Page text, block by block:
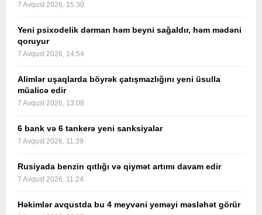
7 Avqust 2026, 15:30
Yeni psixodelik dərman həm beyni sağaldır, həm mədəni
qoruyur
7 Avqust 2026, 14:54
Alimlər uşaqlarda böyrək çatışmazlığını yeni üsulla
müalicə edir
7 Avqust 2026, 13:08
6 bank və 6 tankerə yeni sanksiyalar
7 Avqust 2026, 11:39
Rusiyada benzin qıtlığı və qiymət artımı davam edir
7 Avqust 2026, 11:24
Həkimlər avqustda bu 4 meyvəni yeməyi məsləhət görür